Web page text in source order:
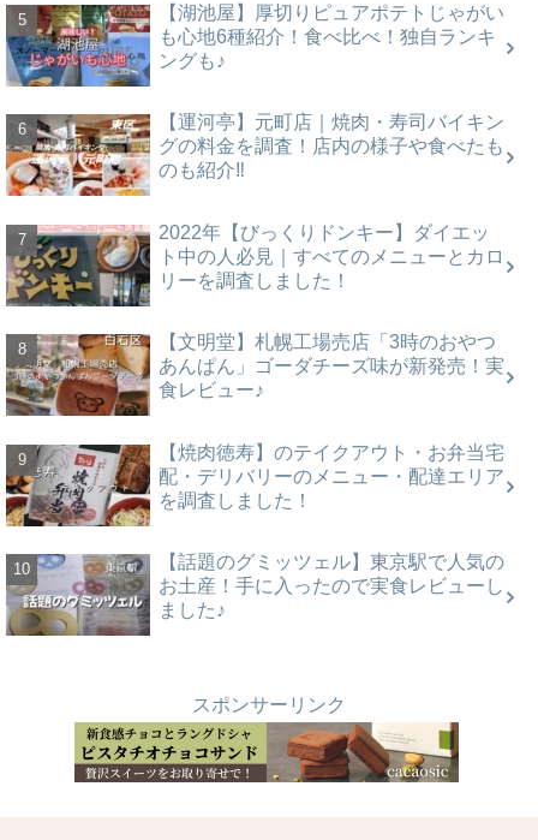
【湖池屋】厚切りピュアポテトじゃがい
も心地6種紹介！食べ比べ！独自ランキ
ングも♪
【運河亭】元町店｜焼肉・寿司バイキン
グの料金を調査！店内の様子や食べたも
のも紹介‼
2022年【びっくりドンキー】ダイエッ
ト中の人必見｜すべてのメニューとカロ
リーを調査しました！
【文明堂】札幌工場売店「3時のおやつ
あんぱん」ゴーダチーズ味が新発売！実
食レビュー♪
【焼肉徳寿】のテイクアウト・お弁当宅
配・デリバリーのメニュー・配達エリア
を調査しました！
【話題のグミッツェル】東京駅で人気の
お土産！手に入ったので実食レビューし
ました♪
スポンサーリンク